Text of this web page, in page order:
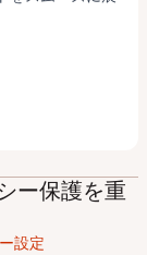
ー保護を重
設定